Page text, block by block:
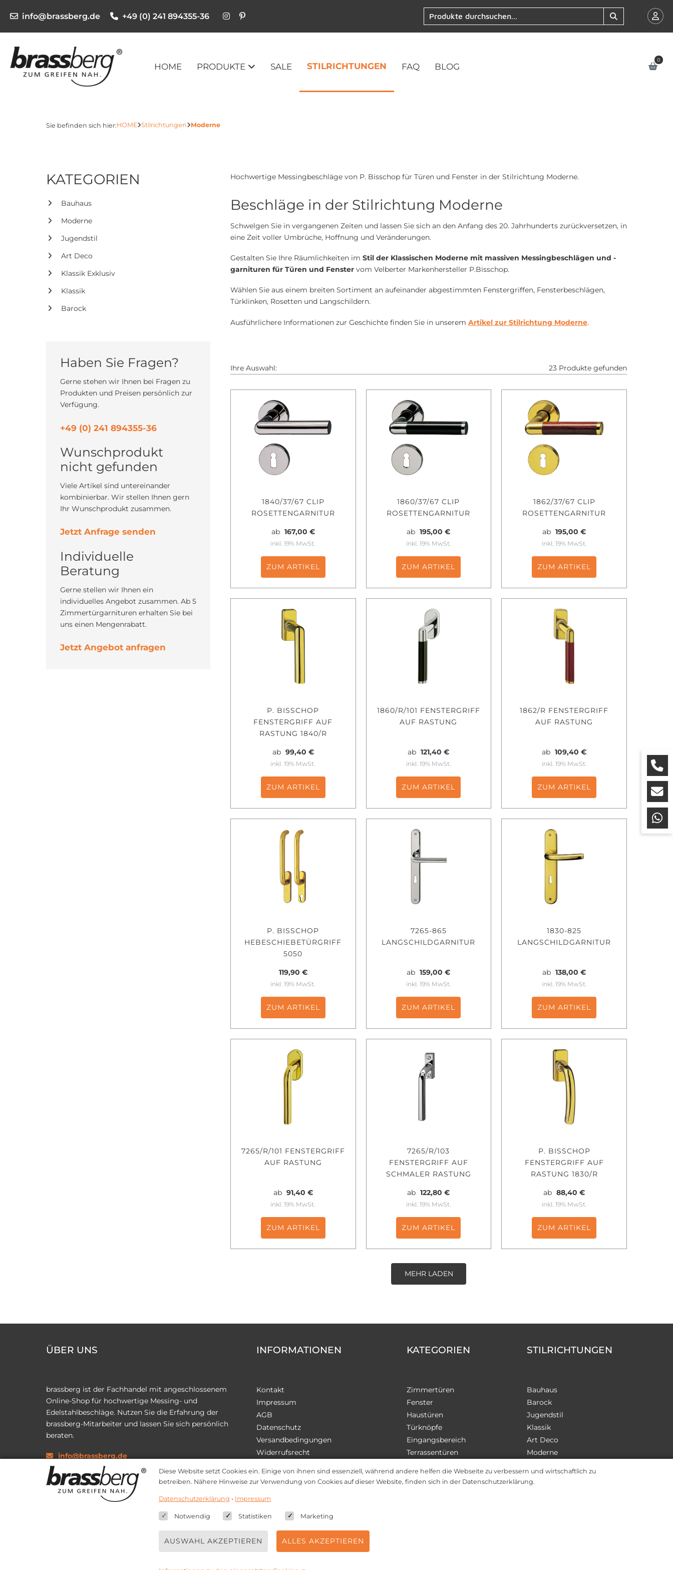
info@brassberg.de +49 (0) 241 894355-36
HOME PRODUKTE SALE STILRICHTUNGEN FAQ BLOG
0
Sie befinden sich hier:HOME Stilrichtungen Moderne
KATEGORIEN
Bauhaus
Moderne
Jugendstil
Art Deco
Klassik Exklusiv
Klassik
Barock
Haben Sie Fragen?
Gerne stehen wir Ihnen bei Fragen zu
Produkten und Preisen persönlich zur
Verfügung.
+49 (0) 241 894355-36
Wunschprodukt
nicht gefunden
Viele Artikel sind untereinander
kombinierbar. Wir stellen Ihnen gern
Ihr Wunschprodukt zusammen.
Jetzt Anfrage senden
Individuelle
Beratung
Gerne stellen wir Ihnen ein
individuelles Angebot zusammen. Ab 5
Zimmertürgarnituren erhalten Sie bei
uns einen Mengenrabatt.
Jetzt Angebot anfragen
Hochwertige Messingbeschläge von P. Bisschop für Türen und Fenster in der Stilrichtung Moderne.
Beschläge in der Stilrichtung Moderne
Schwelgen Sie in vergangenen Zeiten und lassen Sie sich an den Anfang des 20. Jahrhunderts zurückversetzen, in
eine Zeit voller Umbrüche, Hoffnung und Veränderungen.
Gestalten Sie Ihre Räumlichkeiten im Stil der Klassischen Moderne mit massiven Messingbeschlägen und -
garnituren für Türen und Fenster vom Velberter Markenhersteller P.Bisschop.
Wählen Sie aus einem breiten Sortiment an aufeinander abgestimmten Fenstergriffen, Fensterbeschlägen,
Türklinken, Rosetten und Langschildern.
Ausführlichere Informationen zur Geschichte finden Sie in unserem Artikel zur Stilrichtung Moderne.
Ihre Auswahl: 23 Produkte gefunden
1840/37/67 CLIP
ROSETTENGARNITUR
ab 167,00 €
inkl. 19% MwSt.
ZUM ARTIKEL
1860/37/67 CLIP
ROSETTENGARNITUR
ab 195,00 €
inkl. 19% MwSt.
ZUM ARTIKEL
1862/37/67 CLIP
ROSETTENGARNITUR
ab 195,00 €
inkl. 19% MwSt.
ZUM ARTIKEL
P. BISSCHOP
FENSTERGRIFF AUF
RASTUNG 1840/R
ab 99,40 €
inkl. 19% MwSt.
ZUM ARTIKEL
1860/R/101 FENSTERGRIFF
AUF RASTUNG
ab 121,40 €
inkl. 19% MwSt.
ZUM ARTIKEL
1862/R FENSTERGRIFF
AUF RASTUNG
ab 109,40 €
inkl. 19% MwSt.
ZUM ARTIKEL
P. BISSCHOP
HEBESCHIEBETÜRGRIFF
5050
119,90 €
inkl. 19% MwSt.
ZUM ARTIKEL
7265-865
LANGSCHILDGARNITUR
ab 159,00 €
inkl. 19% MwSt.
ZUM ARTIKEL
1830-825
LANGSCHILDGARNITUR
ab 138,00 €
inkl. 19% MwSt.
ZUM ARTIKEL
7265/R/101 FENSTERGRIFF
AUF RASTUNG
ab 91,40 €
inkl. 19% MwSt.
ZUM ARTIKEL
7265/R/103
FENSTERGRIFF AUF
SCHMALER RASTUNG
ab 122,80 €
inkl. 19% MwSt.
ZUM ARTIKEL
P. BISSCHOP
FENSTERGRIFF AUF
RASTUNG 1830/R
ab 88,40 €
inkl. 19% MwSt.
ZUM ARTIKEL
MEHR LADEN
ÜBER UNS
brassberg ist der Fachhandel mit angeschlossenem
Online-Shop für hochwertige Messing- und
Edelstahlbeschläge. Nutzen Sie die Erfahrung der
brassberg-Mitarbeiter und lassen Sie sich persönlich
beraten.
info@brassberg.de
+49 (0) 241 894355-36
brassberg.de
INFORMATIONEN
Kontakt
Impressum
AGB
Datenschutz
Versandbedingungen
Widerrufsrecht
Öffnungszeiten
Newsletter
KATEGORIEN
Zimmertüren
Fenster
Haustüren
Türknöpfe
Eingangsbereich
Terrassentüren
Zubehör
STILRICHTUNGEN
Bauhaus
Barock
Jugendstil
Klassik
Art Deco
Moderne
Diese Website setzt Cookies ein. Einige von ihnen sind essenziell, während andere helfen die Webseite zu verbessern und wirtschaftlich zu
betreiben. Nähere Hinweise zur Verwendung von Cookies auf dieser Website, finden sich in der Datenschutzerklärung.
Datenschutzerklärung • Impressum
Notwendig Statistiken Marketing
AUSWAHL AKZEPTIEREN ALLES AKZEPTIEREN